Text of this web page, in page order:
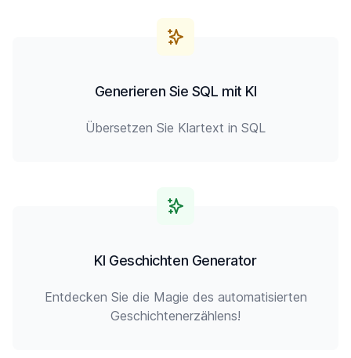
Generieren Sie SQL mit KI
Übersetzen Sie Klartext in SQL
KI Geschichten Generator
Entdecken Sie die Magie des automatisierten
Geschichtenerzählens!